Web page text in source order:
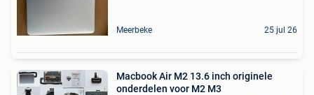
Meerbeke 25 jul 26
Macbook Air M2 13.6 inch originele
onderdelen voor M2 M3